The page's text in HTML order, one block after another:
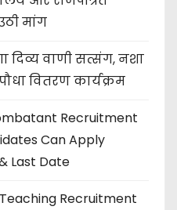
मांग
दिव्य वाणी सत्संग, नशा
वितरण कार्यक्रम
Recruitment
Can Apply
Last Date
Recruitment